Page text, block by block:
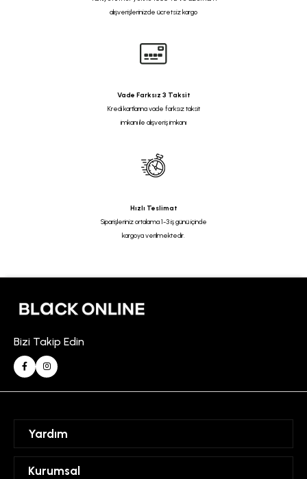
alışverişlerinizde ücretsiz kargo
Vade Farksız 3 Taksit
Kredi kartlarına vade farksız taksit
imkanı ile alışveriş imkanı
Hızlı Teslimat
Siparişleriniz ortalama 1-3 iş günü içinde
kargoya verilmektedir.
Bizi Takip Edin
Yardım
Kurumsal